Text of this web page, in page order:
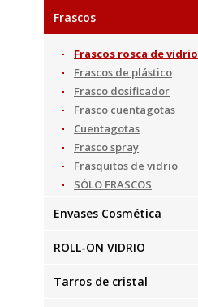
Frascos
Frascos rosca de vidrio
Frascos de plástico
Frasco dosificador
Frasco cuentagotas
Cuentagotas
Frasco spray
Frasquitos de vidrio
SÓLO FRASCOS
Envases Cosmética
ROLL-ON VIDRIO
Tarros de cristal